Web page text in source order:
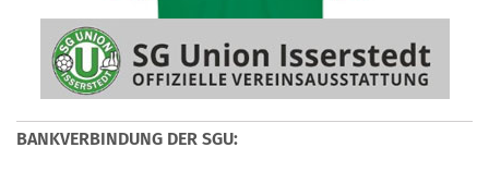
BANKVERBINDUNG DER SGU: